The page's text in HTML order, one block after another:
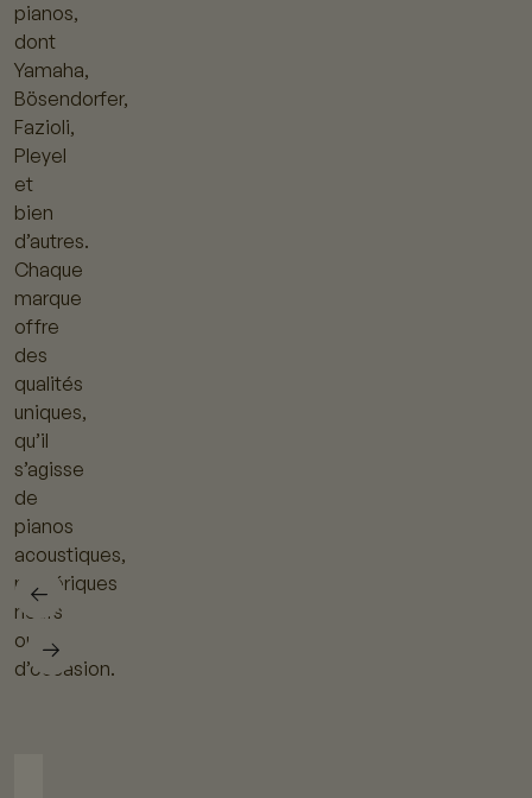
pianos,
dont
Yamaha,
Bösendorfer,
Fazioli,
Pleyel
et
bien
d’autres.
Chaque
marque
offre
des
qualités
uniques,
qu’il
s’agisse
de
pianos
acoustiques,
numériques
neufs
ou
d’occasion.